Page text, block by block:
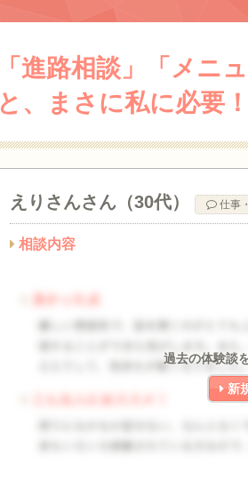
「進路相談」「メニ
と、まさに私に必要
えりさんさん（30代） 仕事
相談内容
過去の体験談
新